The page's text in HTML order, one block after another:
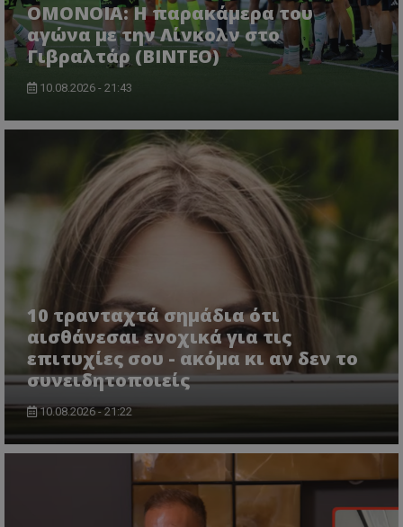
OMONOIA: Η παρακάμερα του
αγώνα με την Λίνκολν στο
Γιβραλτάρ (BINTEO)
10.08.2026 - 21:43
10 τρανταχτά σημάδια ότι
αισθάνεσαι ενοχικά για τις
επιτυχίες σου - ακόμα κι αν δεν το
συνειδητοποιείς
10.08.2026 - 21:22